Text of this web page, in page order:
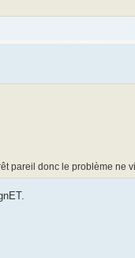
pareil donc le problème ne